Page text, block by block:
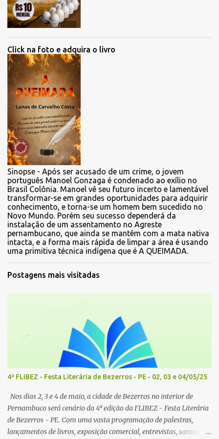
Click na foto e adquira o livro
Sinopse - Após ser acusado de um crime, o jovem
português Manoel Gonzaga é condenado ao exílio no
Brasil Colônia. Manoel vê seu futuro incerto e lamentável
transformar-se em grandes oportunidades para adquirir
conhecimento, e torna-se um homem bem sucedido no
Novo Mundo. Porém seu sucesso dependerá da
instalação de um assentamento no Agreste
pernambucano, que ainda se mantêm com a mata nativa
intacta, e a forma mais rápida de limpar a área é usando
uma primitiva técnica indígena que é A QUEIMADA.
Postagens mais visitadas
4ª FLIBEZ - Festa Literária de Bezerros - PE - 02, 03 e 04/05/25
Nos dias 2, 3 e 4 de maio, a cidade de Bezerros no interior de
Pernambuco será cenário da 4ª edição da FLIBEZ - Festa Literária
de Bezerros - PE. Com uma vasta programação de palestras,
lançamentos de livros, exposição comercial, entrevistas, saraus